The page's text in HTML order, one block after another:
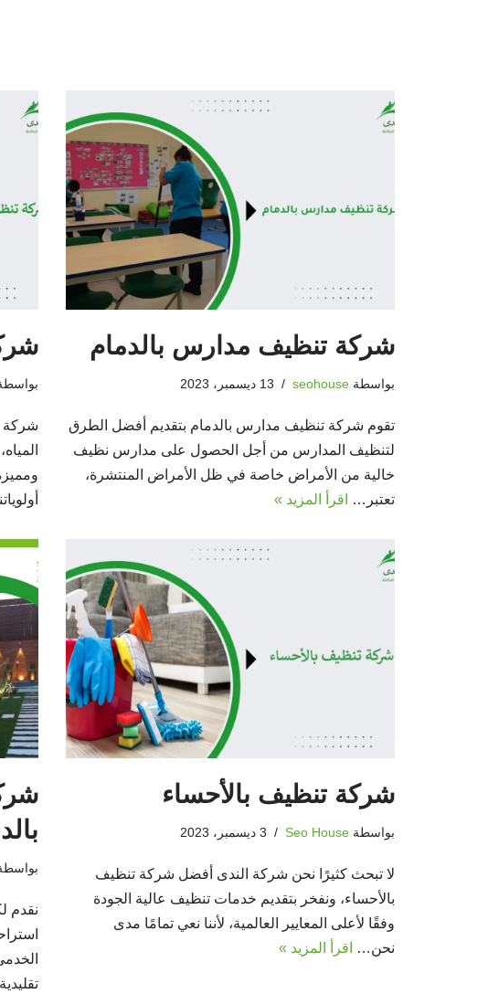
شركة تنظيف مدارس بالدمام
بواسطة seohouse 13 ديسمبر، 2023
تقوم شركة تنظيف مدارس بالدمام بتقديم أفضل الطرق
لتنظيف المدارس من أجل الحصول على مدارس نظيف
خالية من الأمراض خاصة في ظل الأمراض المنتشرة،
تعتبر…
اقرأ المزيد »
شركة
شركة تنظيف بالأحساء
بواسطة Seo House 3 ديسمبر، 2023
لا تبحث كثيرًا نحن شركة الندى أفضل شركة تنظيف
بالأحساء، ونفخر بتقديم خدمات تنظيف عالية الجودة
وفقًا لأعلى المعايير العالمية، لأننا نعي تمامًا مدى
نحن…
اقرأ المزيد »
نقدم